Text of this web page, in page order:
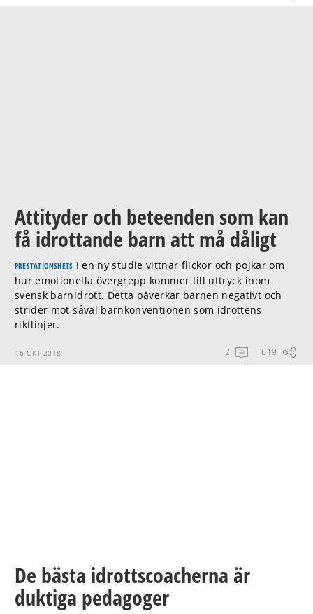
Attityder och beteenden som kan
få idrottande barn att må dåligt
PRESTATIONSHETS I en ny studie vittnar flickor och pojkar om
hur emotionella övergrepp kommer till uttryck inom
svensk barnidrott. Detta påverkar barnen negativt och
strider mot såväl barnkonventionen som idrottens
riktlinjer.
16 OKT 2018 2 619
De bästa idrottscoacherna är
duktiga pedagoger